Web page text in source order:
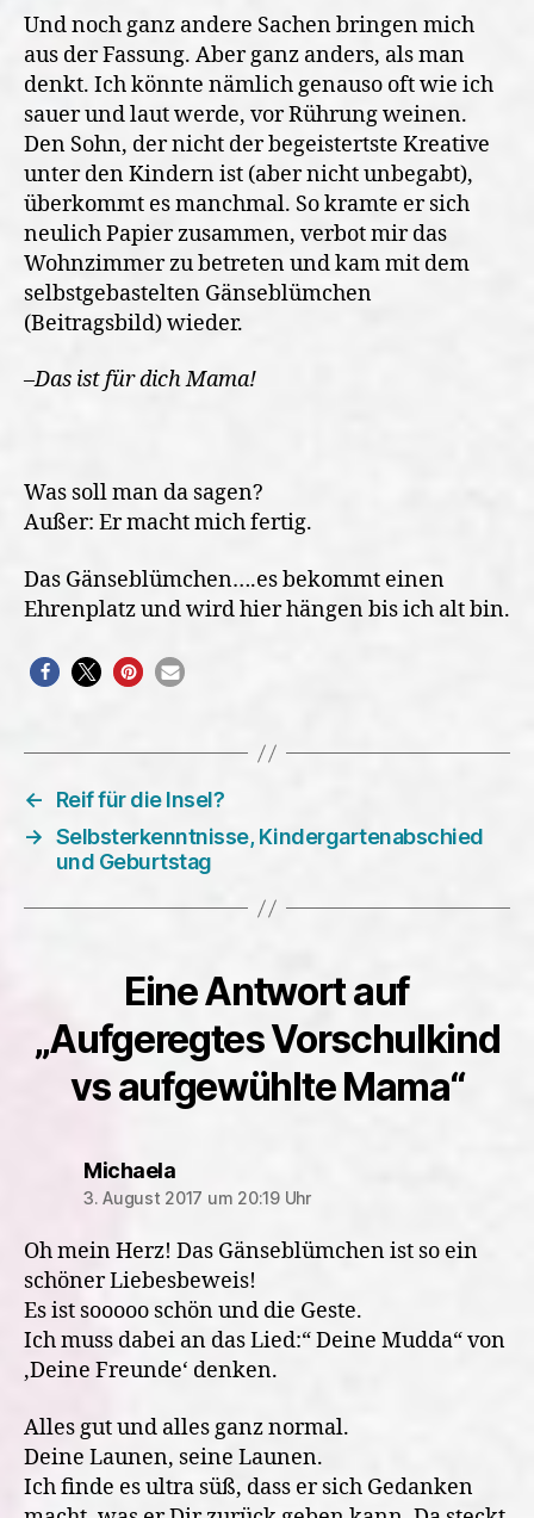
Und noch ganz andere Sachen bringen mich
aus der Fassung. Aber ganz anders, als man
denkt. Ich könnte nämlich genauso oft wie ich
sauer und laut werde, vor Rührung weinen.
Den Sohn, der nicht der begeistertste Kreative
unter den Kindern ist (aber nicht unbegabt),
überkommt es manchmal. So kramte er sich
neulich Papier zusammen, verbot mir das
Wohnzimmer zu betreten und kam mit dem
selbstgebastelten Gänseblümchen
(Beitragsbild) wieder.
–Das ist für dich Mama!
Was soll man da sagen?
Außer: Er macht mich fertig.
Das Gänseblümchen….es bekommt einen
Ehrenplatz und wird hier hängen bis ich alt bin.
←
Reif für die Insel?
→ Selbsterkenntnisse, Kindergartenabschied
und Geburtstag
Eine Antwort auf
„Aufgeregtes Vorschulkind
vs aufgewühlte Mama“
Michaelasagt:
3. August 2017 um 20:19 Uhr
Oh mein Herz! Das Gänseblümchen ist so ein
schöner Liebesbeweis!
Es ist sooooo schön und die Geste.
Ich muss dabei an das Lied:“ Deine Mudda“ von
‚Deine Freunde‘ denken.
Alles gut und alles ganz normal.
Deine Launen, seine Launen.
Ich finde es ultra süß, dass er sich Gedanken